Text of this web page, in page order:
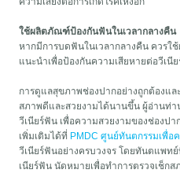
ใช้ผลิตภัณฑ์ป้องกันฟันในเวลากลางคืน
หากมีการบดฟันในเวลากลางคืน ควร
แนะนำเพื่อป้องกันความเสียหายต่อวีเนีย
การดูแลสุขภาพช่องปากอย่างถูกต้องแล
สภาพดีและสวยงามได้นานขึ้น ผู้อ่านท่า
วีเนียร์ฟัน เพื่อความสวยงามของช่องป
เพิ่มเติมได้ที่ PMDC ศูนย์ทันตกรรมเพื่อ
วีเนียร์ฟันอย่างครบวงจร โดยทันตแพ
เนียร์ฟัน นัดหมายเพื่อทำการตรวจเช็กส